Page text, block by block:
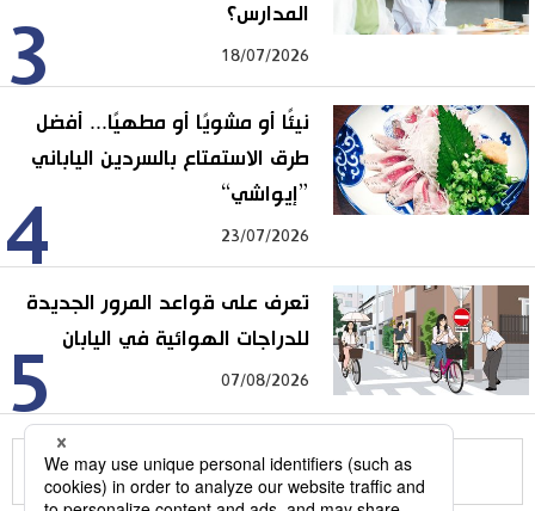
3
المدارس؟
18/07/2026
4
نيئًا أو مشويًا أو مطهيًا... أفضل
طرق الاستمتاع بالسردين الياباني
”إيواشي“
23/07/2026
5
تعرف على قواعد المرور الجديدة
للدراجات الهوائية في اليابان
07/08/2026
للمزيد